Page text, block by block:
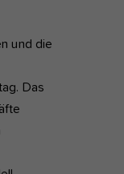
und die
Das